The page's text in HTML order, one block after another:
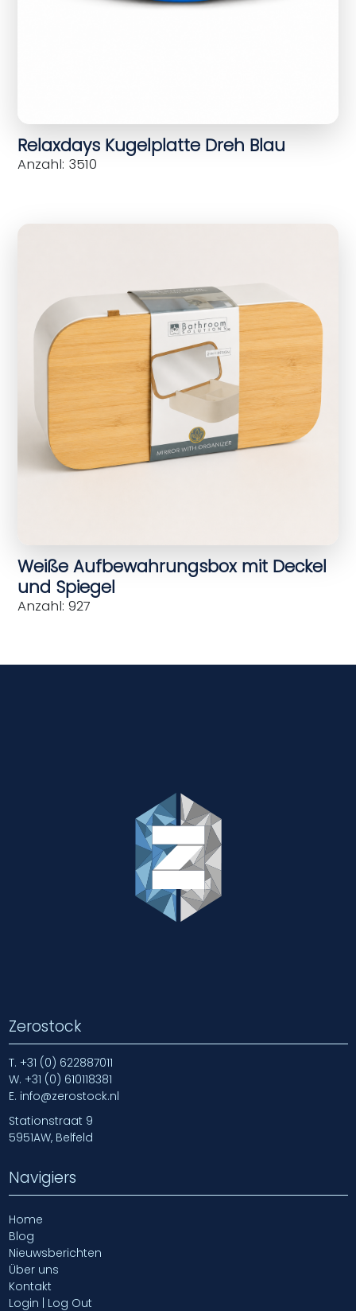
Relaxdays Kugelplatte Dreh Blau
Anzahl: 3510
Weiße Aufbewahrungsbox mit Deckel
und Spiegel
Anzahl: 927
Zerostock
T. +31 (0) 622887011
W. +31 (0) 610118381
E. info@zerostock.nl
Stationstraat 9
5951AW, Belfeld
Navigiers
Home
Blog
Nieuwsberichten
Über uns
Kontakt
Login | Log Out